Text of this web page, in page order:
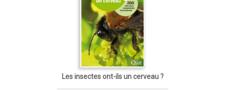
Les insectes ont-ils un cerveau ?